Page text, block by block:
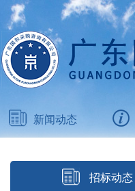
新闻动态
招标动态